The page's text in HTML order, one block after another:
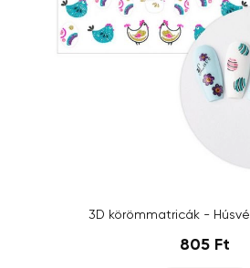
3D körömmatricák -
805 Ft